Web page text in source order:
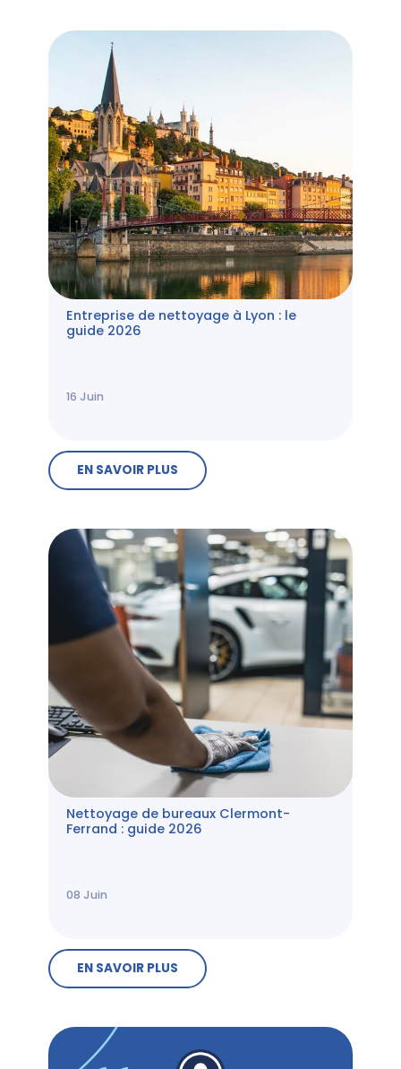
Entreprise de nettoyage à Lyon : le
guide 2026
16 Juin
EN SAVOIR PLUS
Nettoyage de bureaux Clermont-
Ferrand : guide 2026
08 Juin
EN SAVOIR PLUS